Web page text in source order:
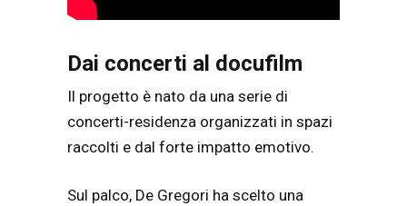
Dai concerti al docufilm
Il progetto è nato da una serie di
concerti-residenza organizzati in spazi
raccolti e dal forte impatto emotivo.
Sul palco, De Gregori ha scelto una